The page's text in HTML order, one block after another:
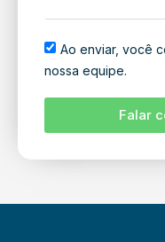
Ao enviar, você
nossa equipe.
Falar